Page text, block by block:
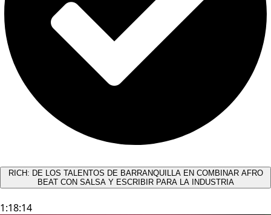
RICH: DE LOS TALENTOS DE BARRANQUILLA EN COMBINAR AFRO
BEAT CON SALSA Y ESCRIBIR PARA LA INDUSTRIA
1:18:14